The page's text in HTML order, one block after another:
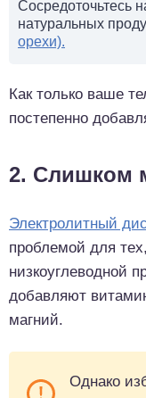
Сосредоточьтесь
натуральных
орехи).
Как только ваше
постепенно
2. Слишком
Электролитный
проблемой для
низкоуглеводной
добавляют
магний.
Однако